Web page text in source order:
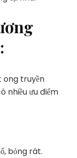
ong truyền
nhiều ưu điểm
bỏng rát.